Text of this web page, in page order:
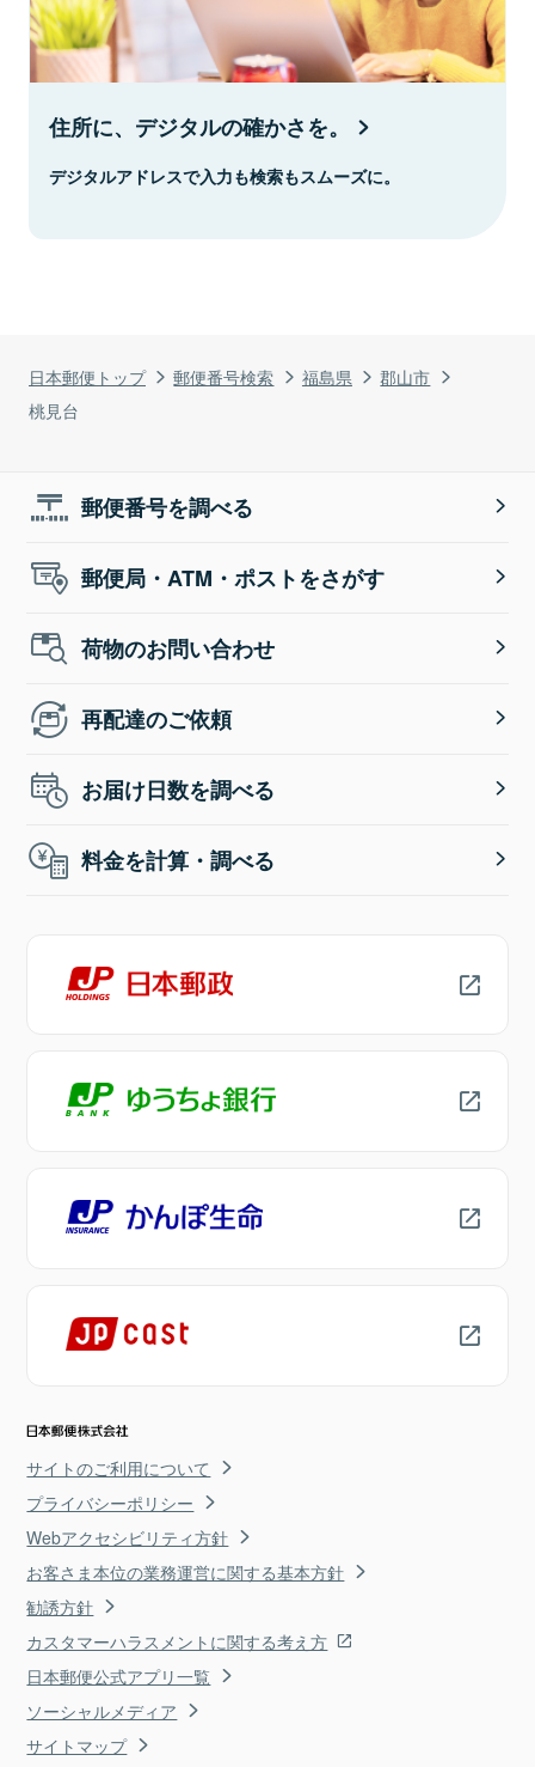
日本郵便トップ 郵便番号検索 福島県
郡山市
桃見台
住所に、デジタルの確かさを。
デジタルアドレスで入力も検索もスムーズに。
郵便番号を調べる
郵便局・ATM・ポストをさがす
荷物のお問い合わせ
再配達のご依頼
お届け日数を調べる
料金を計算・調べる
サイトのご利用について
プライバシーポリシー
Webアクセシビリティ方針
お客さま本位の業務運営に関する基本方針
勧誘方針
カスタマーハラスメントに関する考え方
日本郵便公式アプリ一覧
ソーシャルメディア
サイトマップ